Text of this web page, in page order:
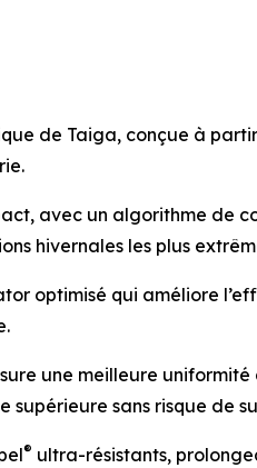
de Taiga, conçue à
avec un algorithme de
hivernales les plus
optimisé qui améliore
une meilleure
sans risque de
® ultra-résistants,